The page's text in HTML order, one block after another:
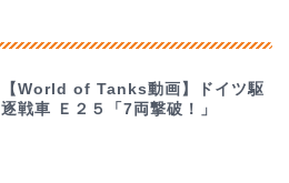
【World of Tanks動画】ドイツ駆
逐戦車 Ｅ２５「7両撃破！」